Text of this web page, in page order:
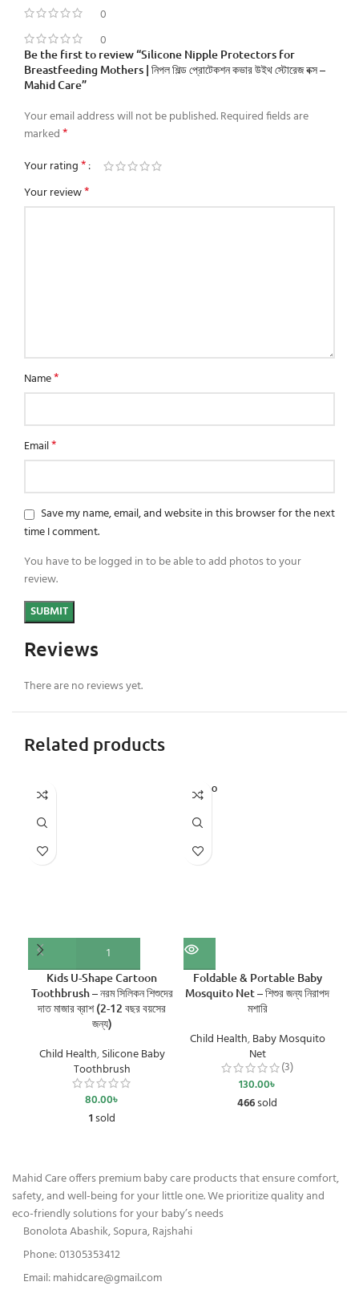
0
0
Reviews
There are no reviews yet.
Be the first to review “Silicone Nipple Protectors for
Breastfeeding Mothers | নিপল শিল্ড প্রোটেকশন কভার উইথ স্টোরেজ বক্স –
Mahid Care”
Your email address will not be published.Required fields are
marked*
Your rating*
Your review*
Name*
Email*
Save my name, email, and website in this browser for the next
time I comment.
You have to be logged in to be able to add photos to your
review.
Related products
Kids U-Shape Cartoon
Toothbrush – নরম সিলিকন শিশুদের
দাত মাজার ব্রাশ (2-12 বছর বয়সের
জন্য)
Child Health,Silicone Baby
Toothbrush
80.00৳
1sold
SOLD O
UT
Foldable & Portable Baby
Mosquito Net – শিশুর জন্য নিরাপদ
মশারি
Child Health,Baby Mosquito
Net
(3)
130.00৳
466sold
Mahid Care offers premium baby care products that ensure comfort,
safety, and well-being for your little one. We prioritize quality and
eco-friendly solutions for your baby’s needs
Bonolota Abashik, Sopura, Rajshahi
Phone: 01305353412
Email:mahidcare@gmail.com